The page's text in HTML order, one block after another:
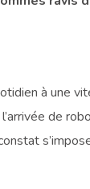
à une
de